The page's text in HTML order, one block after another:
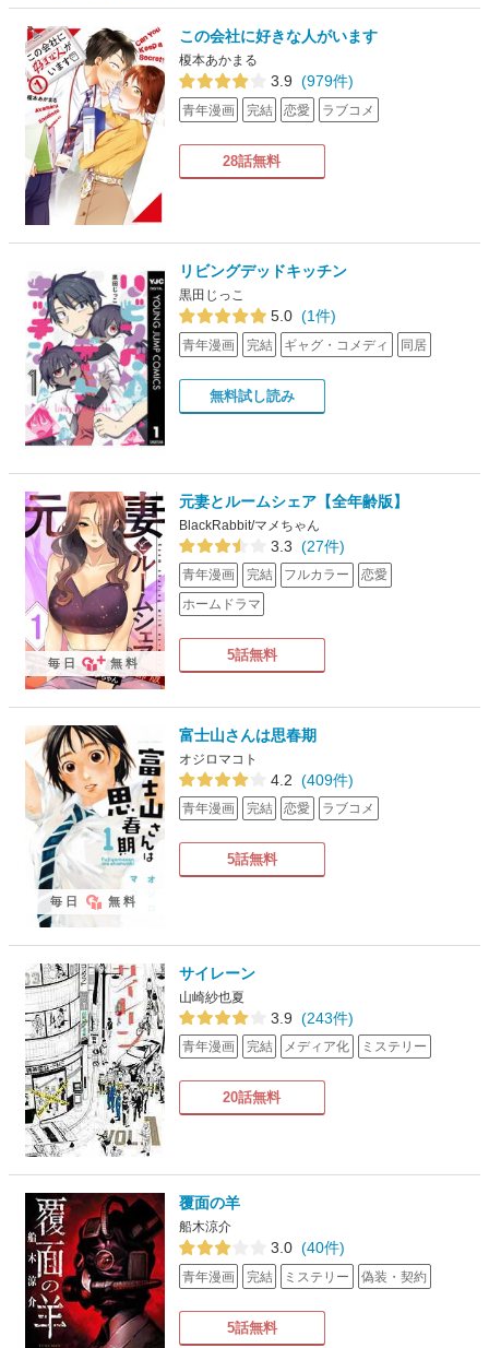
この会社に好きな人がいます
榎本あかまる
3.9 (979件)
青年漫画 完結 恋愛 ラブコメ
28話無料
リビングデッドキッチン
黒田じっこ
5.0 (1件)
青年漫画 完結 ギャグ・コメディ 同居
無料試し読み
元妻とルームシェア【全年齢版】
BlackRabbit/マメちゃん
3.3 (27件)
青年漫画 完結 フルカラー
恋愛
ホームドラマ
5話無料
毎日 無料
富士山さんは思春期
オジロマコト
4.2 (409件)
青年漫画 完結 恋愛 ラブコメ
5話無料
毎日 無料
サイレーン
山崎紗也夏
3.9 (243件)
青年漫画 完結 メディア化 ミステリー
20話無料
覆面の羊
船木涼介
3.0 (40件)
青年漫画 完結 ミステリー 偽装・契約
5話無料